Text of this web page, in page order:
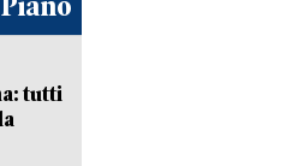
tutti